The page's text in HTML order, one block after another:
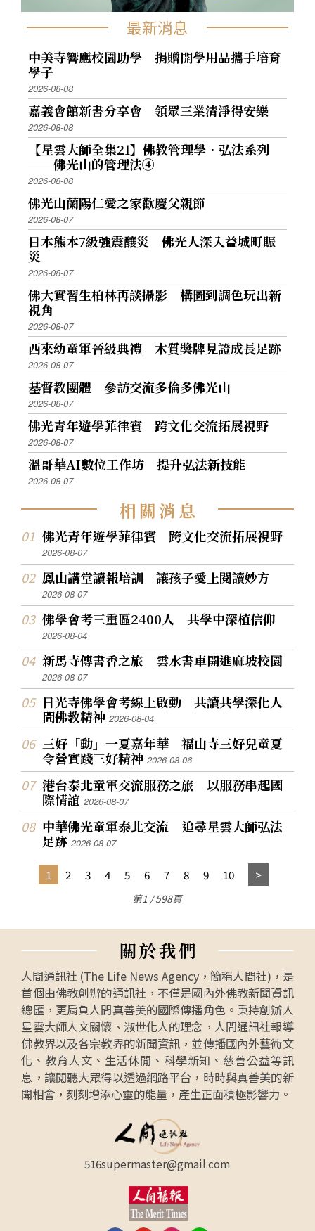
最新消息
中美寺響應校園助學 捐贈開學用品攜手培育
學子
2026-08-08
嘉義會館新書分享會 領眾三業清淨得安樂
2026-08-08
【星雲大師全集21】佛教管理學．弘法系列
──佛光山的管理法④
2026-08-08
佛光山蘭陽仁愛之家歡慶父親節
2026-08-07
日本熊本7級強震釀災 佛光人深入益城町賑
災
2026-08-07
佛大實習生柏林再談攝影 構圖到調色玩出新
視角
2026-08-07
西來幼童軍晉級典禮 木質獎牌見證成長足跡
2026-08-07
基督教團體 參訪交流多倫多佛光山
2026-08-07
佛光青年遊學菲律賓 跨文化交流拓展視野
2026-08-07
溫哥華AI數位工作坊 提升弘法新技能
2026-08-07
相關消息
佛光青年遊學菲律賓 跨文化交流拓展視野
2026-08-07
鳳山講堂讀報培訓 讓孩子愛上閱讀妙方
2026-08-07
佛學會考三重區2400人 共學中深植信仰
2026-08-04
新馬寺傳書香之旅 雲水書車開進麻坡校園
2026-08-07
日光寺佛學會考線上啟動 共讀共學深化人
間佛教精神2026-08-04
三好「動」一夏嘉年華 福山寺三好兒童夏
令營實踐三好精神2026-08-06
港台泰北童軍交流服務之旅 以服務串起國
際情誼2026-08-07
中華佛光童軍泰北交流 追尋星雲大師弘法
足跡2026-08-07
1 2 3 4 5 6 7 8 9 10
第1 / 598頁
關於我們
人間通訊社 (The Life News Agency，簡稱人間社)，是
首個由佛教創辦的通訊社，不僅是國內外佛教新聞資訊
總匯，更肩負人間真善美的國際傳播角色。秉持創辦人
星雲大師人文關懷、淑世化人的理念，人間通訊社報導
佛教界以及各宗教界的新聞資訊，並傳播國內外藝術文
化、教育人文、生活休閒、科學新知、慈善公益等訊
息，讓閱聽大眾得以透過網路平台，時時與真善美的新
聞相會，刻刻增添心靈的能量，產生正面積極影響力。
516supermaster@gmail.com